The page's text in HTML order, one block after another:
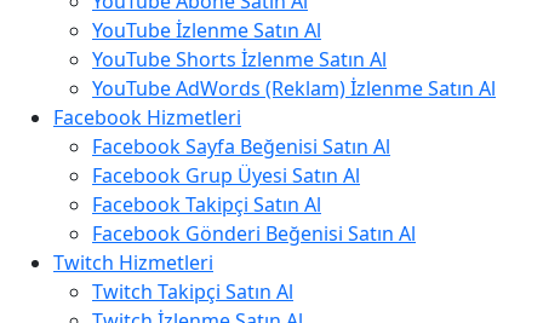
YouTube İzlenme Satın Al
YouTube Shorts İzlenme Satın Al
YouTube AdWords (Reklam) İzlenme Satın Al
Facebook Hizmetleri
Facebook Sayfa Beğenisi Satın Al
Facebook Grup Üyesi Satın Al
Facebook Takipçi Satın Al
Facebook Gönderi Beğenisi Satın Al
Twitch Hizmetleri
Twitch Takipçi Satın Al